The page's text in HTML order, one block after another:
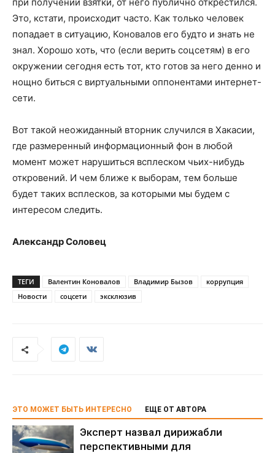
Это, кстати, происходит часто. Как только человек
попадает в ситуацию, Коновалов его будто и знать не
знал. Хорошо хоть, что (если верить соцсетям) в его
окружении сегодня есть тот, кто готов за него денно и
нощно биться с виртуальными оппонентами интернет-
сети.
Вот такой неожиданный вторник случился в Хакасии,
где размеренный информационный фон в любой
момент может нарушиться всплеском чьих-нибудь
откровений. И чем ближе к выборам, тем больше
будет таких всплесков, за которыми мы будем с
интересом следить.
Александр Соловец
ТЕГИ Валентин Коновалов Владимир Бызов
коррупция
Новости
соцсети эксклюзив
ЭТО МОЖЕТ БЫТЬ ИНТЕРЕСНО ЕЩЕ ОТ АВТОРА
Эксперт назвал дирижабли
перспективными для